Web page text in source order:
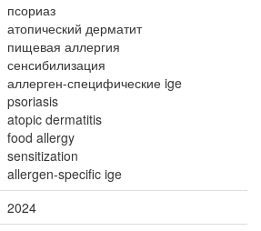
псориаз
атопический дерматит
пищевая аллергия
сенсибилизация
аллерген-специфические ige
psoriasis
atopic dermatitis
food allergy
sensitization
allergen-specific ige
2024